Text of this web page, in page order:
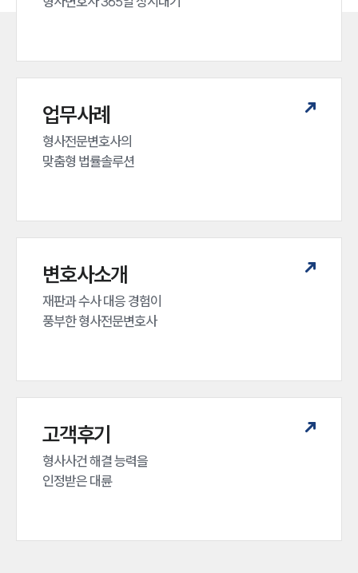
업무사례
형사전문변호사의
맞춤형 법률솔루션
변호사소개
재판과 수사 대응 경험이
풍부한 형사전문변호사
고객후기
형사사건 해결 능력을
인정받은 대륜